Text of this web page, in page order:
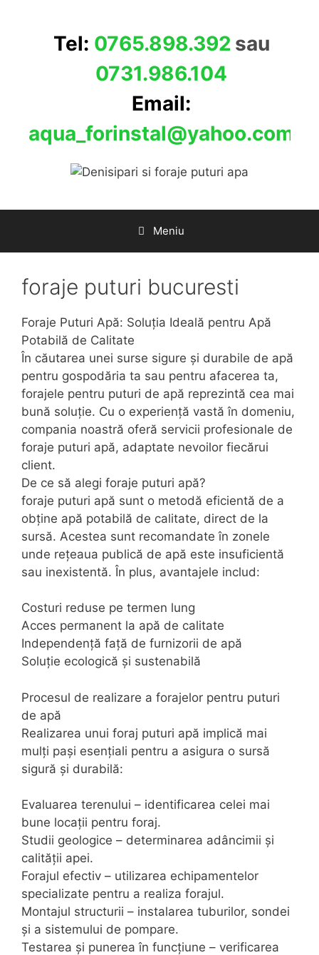
Tel: 0765.898.392 sau
0731.986.104
Email:
aqua_forinstal@yahoo.com
Meniu
foraje puturi bucuresti
Foraje Puturi Apă: Soluția Ideală pentru Apă
Potabilă de Calitate
În căutarea unei surse sigure și durabile de apă
pentru gospodăria ta sau pentru afacerea ta,
forajele pentru puturi de apă reprezintă cea mai
bună soluție. Cu o experiență vastă în domeniu,
compania noastră oferă servicii profesionale de
foraje puturi apă, adaptate nevoilor fiecărui
client.
De ce să alegi foraje puturi apă?
foraje puturi apă sunt o metodă eficientă de a
obține apă potabilă de calitate, direct de la
sursă. Acestea sunt recomandate în zonele
unde rețeaua publică de apă este insuficientă
sau inexistentă. În plus, avantajele includ:
Costuri reduse pe termen lung
Acces permanent la apă de calitate
Independență față de furnizorii de apă
Soluție ecologică și sustenabilă
Procesul de realizare a forajelor pentru puturi
de apă
Realizarea unui foraj puturi apă implică mai
mulți pași esențiali pentru a asigura o sursă
sigură și durabilă:
Evaluarea terenului – identificarea celei mai
bune locații pentru foraj.
Studii geologice – determinarea adâncimii și
calității apei.
Forajul efectiv – utilizarea echipamentelor
specializate pentru a realiza forajul.
Montajul structurii – instalarea tuburilor, sondei
și a sistemului de pompare.
Testarea și punerea în funcțiune – verificarea